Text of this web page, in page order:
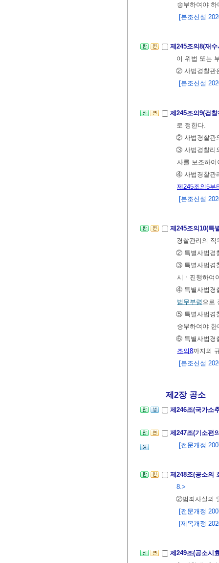
송부하여야
[본조신설
제245조의8(재
이 위법 또는
② 사법경찰관
[본조신설
제245조의9(검
로 정한다.
② 사법경찰관
③ 사법경찰리
사를 보조하여
④ 사법경찰관
제245조의5부
[본조신설
제245조의10(특
경찰관리의
② 특별사법경
③ 특별사법경
시ㆍ진행하여
④ 특별사법경
법무부령 으로
⑤ 특별사법경
송부하여야 한
⑥ 특별사법경
조의8까지의
[본조신설
제2장 공소
제246조(국가소
제247조(기소편
[전문개정
제248조(공소의
8.>
②범죄사실의
[전문개정
[제목개정
제249조(공소시